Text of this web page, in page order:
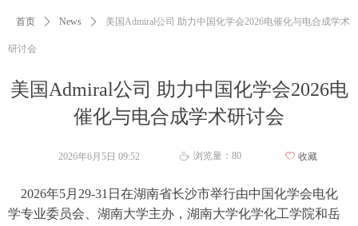
美国Admiral公司 助力中国化学会2026电
催化与电合成学术研讨会
首页 ꄲ News ꄲ 美国Admiral公司 助力中国化学会2026电催化与电合成学术
研讨会
2026年5月29-31日在湖南省长沙市举行由中国化学会电化
学专业委员会、湖南大学主办，湖南大学化学化工学院和岳
2026年6月5日 09:52 ꄘ 浏览量： 80 ꄀ 收藏